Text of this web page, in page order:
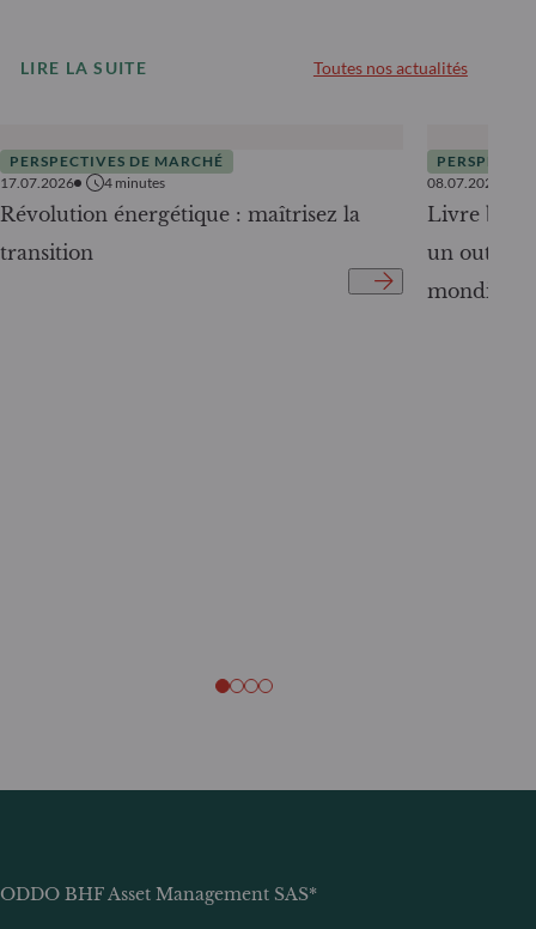
LIRE LA SUITE Toutes nos actualités
PERSPECTIVES DE MARCHÉ
17.07.2026
4 minutes
Révolution énergétique : maîtrisez la
transition
08.07.2026
Livre
un outil
mondiale
ODDO BHF Asset Management SAS*